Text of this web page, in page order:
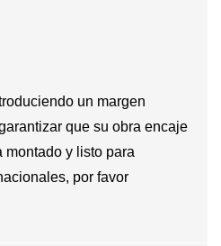
un margen
que su obra encaje
montado y listo para
por favor